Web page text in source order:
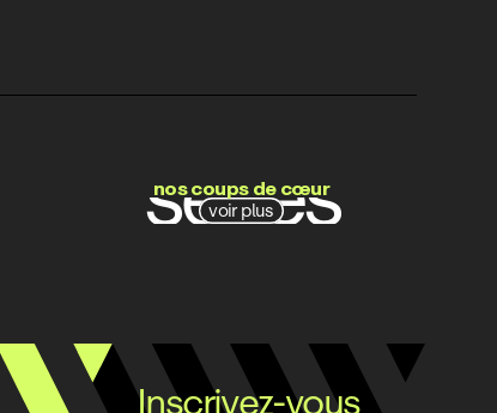
nos coups de cœur
séries
voir plus